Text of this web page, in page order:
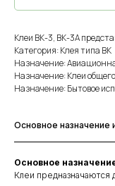
Клеи ВК-3, ВК-3А
Категория: Клея типа ВК
Назначение:
Назначение: Клеи
Назначение: Бытовое
Основное назначение
Основное
Клеи предназначаются